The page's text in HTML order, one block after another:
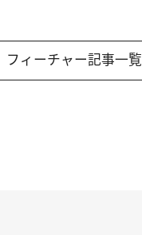
フィーチャー記事一覧